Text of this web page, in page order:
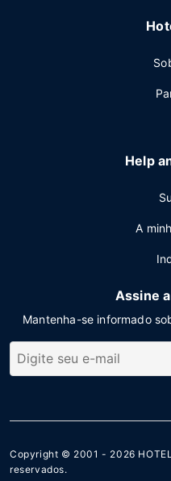
Help
A
Assine
Mantenha-se informado
Copyright © 2001 - 2026
reservados.